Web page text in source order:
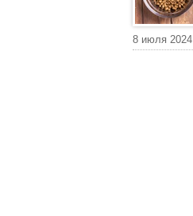
8 июля 2024